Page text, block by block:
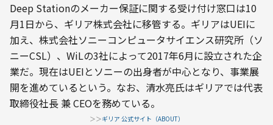
Deep Stationのメーカー保証に関する受け付け窓口は10
月1日から、ギリア株式会社に移管する。ギリアはUEIに
加え、株式会社ソニーコンピュータサイエンス研究所（ソ
ニーCSL）、WiLの3社によって2017年6月に設立された企
業だ。現在はUEIとソニーの出身者が中心となり、事業展
開を進めているという。なお、清水亮氏はギリアでは代表
取締役社長 兼 CEOを務めている。
＞＞ギリア 公式サイト（ABOUT）